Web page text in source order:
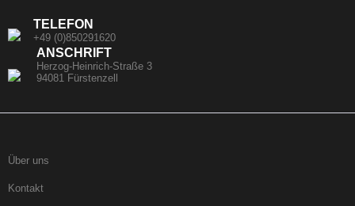
TELEFON
+49 (0)850291620
ANSCHRIFT
Herzog-Heinrich-Straße 3
94081 Fürstenzell
Über uns
Kontakt